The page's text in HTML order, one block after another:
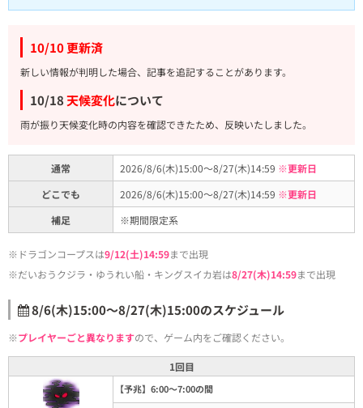
10/10 更新済
新しい情報が判明した場合、記事を追記することがあります。
10/18天候変化について
雨が振り天候変化時の内容を確認できたため、反映いたしました。
通常 2026/8/6(木)15:00～8/27(木)14:59 ※更新日
どこでも
2026/8/6(木)15:00～8/27(木)14:59 ※更新日
補足
※期間限定系
※ドラゴンコープスは9/12(土)14:59まで出現
※だいおうクジラ・ゆうれい船・キングスイカ岩は8/27(木)14:59まで出現
8/6(木)15:00～8/27(木)15:00のスケジュール
※プレイヤーごと異なりますので、ゲーム内をご確認ください。
1回目
【予兆】6:00～7:00の間